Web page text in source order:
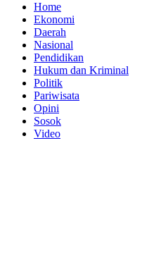
Home
Ekonomi
Daerah
Nasional
Pendidikan
Hukum dan Kriminal
Politik
Pariwisata
Opini
Sosok
Video